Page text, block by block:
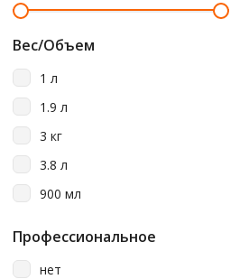
Вес/Объем
1 л
1.9 л
3 кг
3.8 л
900 мл
Профессиональное
нет